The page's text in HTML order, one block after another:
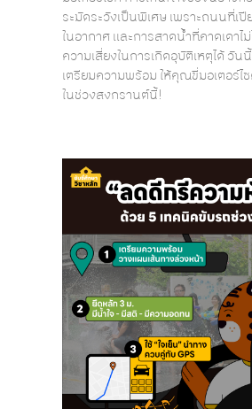
ระมัดระวังเป็นพิเศษ เพราะถนนที่เ
ในอากาศ และการสาดน้ำที่คาดเดาไ
ความเสี่ยงในการเกิดอุบัติเหตุได้ วัน
เตรียมความพร้อม ให้คุณขี่มอเตอร์ไ
ในช่วงสงกรานต์นี้!